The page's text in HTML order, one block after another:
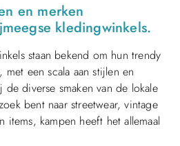
en merken
kledingwinkels.
staan bekend om hun trendy
een scala aan stijlen en
de diverse smaken van de lokale
bent naar streetwear, vintage
items, kampen heeft het allemaal